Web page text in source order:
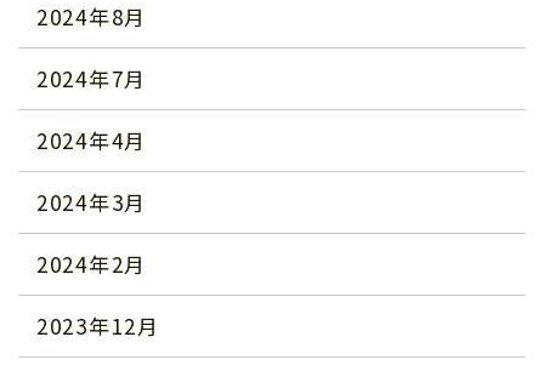
2024年8月
2024年7月
2024年4月
2024年3月
2024年2月
2023年12月